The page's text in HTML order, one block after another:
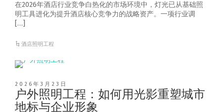
在2026年酒店行业竞争白热化的市场环境中，灯光已从基础照
明工具进化为提升酒店核心竞争力的战略资产。一项行业调
[…]
酒店照明工程
2026年3月23日
户外照明工程：如何用光影重塑城市
地标与企业形象